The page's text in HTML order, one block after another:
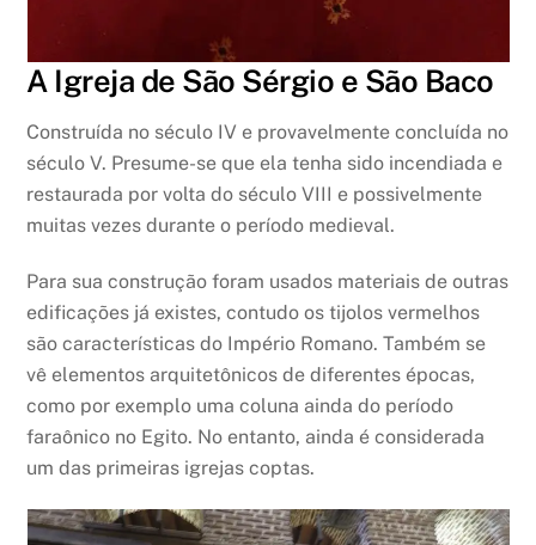
A Igreja de São Sérgio e São Baco
Construída no século IV e provavelmente concluída no
século V. Presume-se que ela tenha sido incendiada e
restaurada por volta do século VIII e possivelmente
muitas vezes durante o período medieval.
Para sua construção foram usados materiais de outras
edificações já existes, contudo os tijolos vermelhos
são características do Império Romano. Também se
vê elementos arquitetônicos de diferentes épocas,
como por exemplo uma coluna ainda do período
faraônico no Egito. No entanto, ainda é considerada
um das primeiras igrejas coptas.